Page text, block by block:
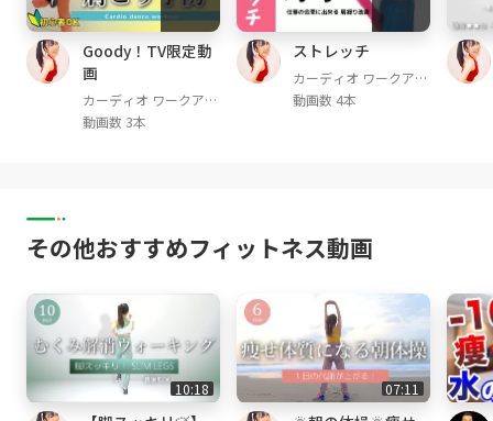
📱 𝐒𝐍𝐒
▸ Twitter：@cardio_workout
▸ Instagram：@cardio__workout
Goody！TV限定動
画
カーディオ ワークアウ
ト / Cardio Workout
動画数 3本
ストレッチ
カーディオ ワークアウ
ト / Cardio Workout
動画数 4本
その他おすすめフィットネス動画
10:18 07:11